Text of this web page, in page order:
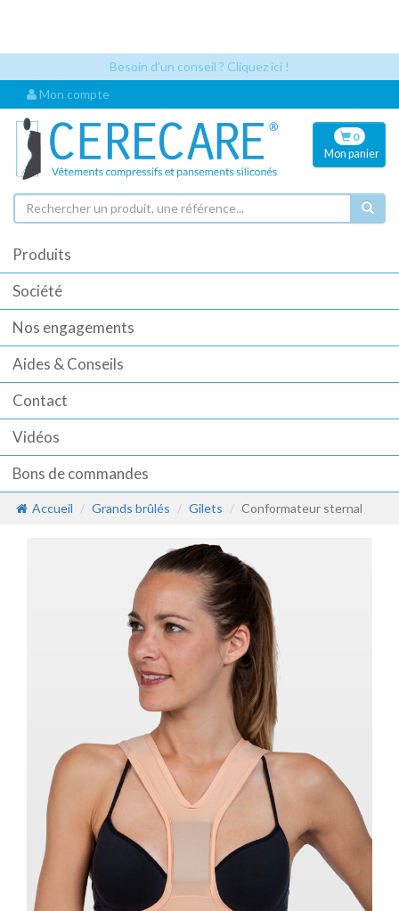
Besoin d'un conseil ? Cliquez ici !
Mon compte
0
Mon panier
Produits
Société
Nos engagements
Aides & Conseils
Contact
Vidéos
Bons de commandes
Accueil Grands brûlés Gilets Conformateur sternal